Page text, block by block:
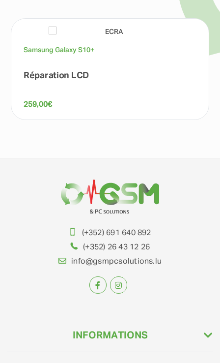
Samsung Galaxy S10+
Réparation LCD
259,00€
(+352) 691 640 892
(+352) 26 43 12 26
info@gsmpcsolutions.lu
INFORMATIONS